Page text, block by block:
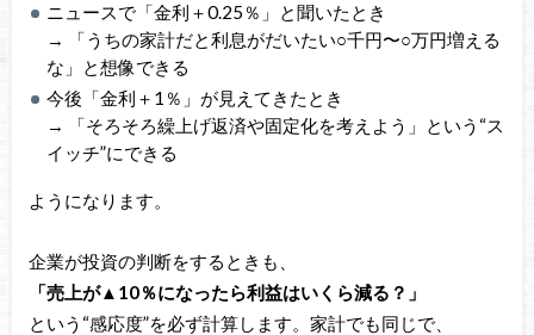
ニュースで「金利＋0.25％」と聞いたとき
→ 「うちの家計だと利息がだいたい○千円〜○万円増える
な」と想像できる
今後「金利＋1％」が見えてきたとき
→ 「そろそろ繰上げ返済や固定化を考えよう」という“ス
イッチ”にできる
ようになります。
企業が投資の判断をするときも、
「売上が▲10％になったら利益はいくら減る？」
という“感応度”を必ず計算します。家計でも同じで、